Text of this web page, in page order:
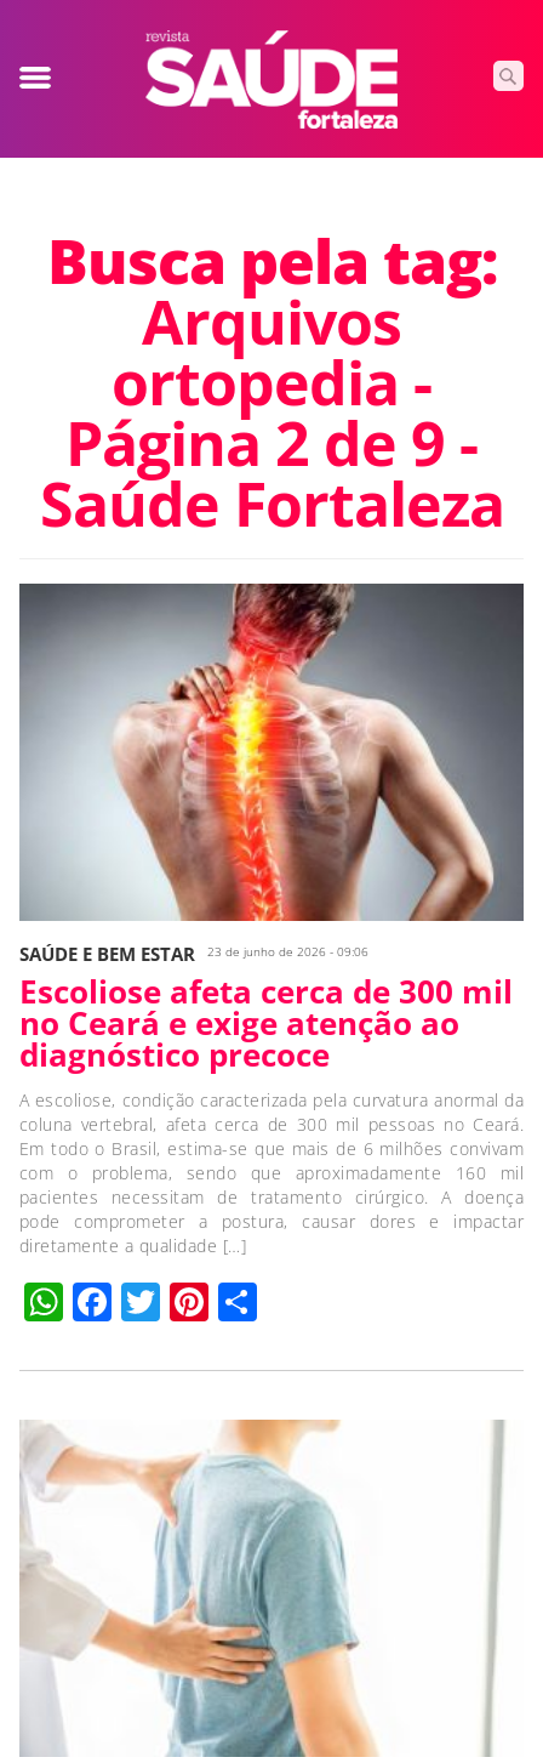
Busca pela tag:
Arquivos
ortopedia -
Página 2 de 9 -
Saúde Fortaleza
SAÚDE E BEM ESTAR 23 de junho de 2026 - 09:06
Escoliose afeta cerca de 300 mil
no Ceará e exige atenção ao
diagnóstico precoce
A escoliose, condição caracterizada pela curvatura anormal da
coluna vertebral, afeta cerca de 300 mil pessoas no Ceará.
Em todo o Brasil, estima-se que mais de 6 milhões convivam
com o problema, sendo que aproximadamente 160 mil
pacientes necessitam de tratamento cirúrgico. A doença
pode comprometer a postura, causar dores e impactar
diretamente a qualidade […]
WhatsApp
Facebook
TwitterPinterest
Compartilhar